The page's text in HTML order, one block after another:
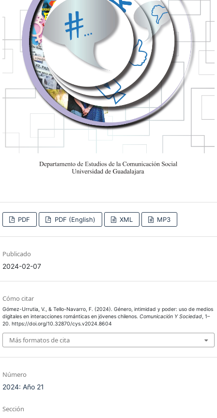
PDF PDF (English) XML MP3
Publicado
2024-02-07
Cómo citar
Gómez-Urrutia, V., & Tello-Navarro, F. (2024). Género, intimidad y poder: uso de medios
digitales en interacciones románticas en jóvenes chilenos. Comunicación Y Sociedad, 1–
20. https://doi.org/10.32870/cys.v2024.8604
Más formatos de cita
Número
2024: Año 21
Sección